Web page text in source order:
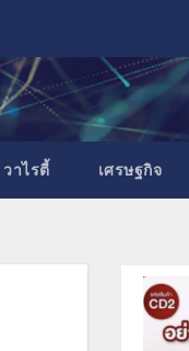
วาไรตี้ เศรษฐกิจ